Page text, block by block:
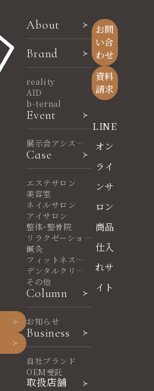
About
Brand
reality
AID
b-ternal
Event
展示会アシスタ
ント
Case
エステサロン
美容室
ネイルサロン
アイサロン
整体・整骨院
リラクゼーショ
ンサロン
鍼灸
フィットネスヨ
ガ
デンタルクリニ
ック
その他
Column
お知らせ
Business
自社ブランド
OEM受託
取扱店舗
お問
い合
わせ
資料
請求
LINE
オン
ライ
ンサ
ロン
商品
仕入
れサ
イト